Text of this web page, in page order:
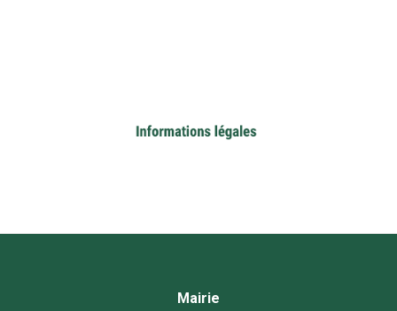
Mairie